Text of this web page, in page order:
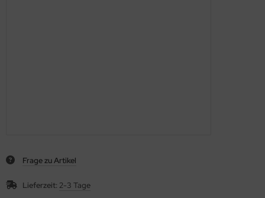
Frage zu Artikel
Lieferzeit: 2-3 Tage